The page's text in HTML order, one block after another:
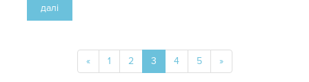
далі
« 1 2 3 4 5 »